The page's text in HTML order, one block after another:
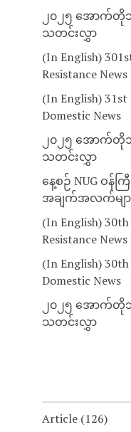
၂၀၂၅ အောက်တို
သတင်းလွှာ
(In English)
Resistance News
(In English)
Domestic News
၂၀၂၅ အောက်တို
သတင်းလွှာ
နေ့စဉ် NUG ဝန်
အချက်အလက်များ
(In English)
Resistance News
(In English)
Domestic News
၂၀၂၅ အောက်တို
သတင်းလွှာ
Article (126)